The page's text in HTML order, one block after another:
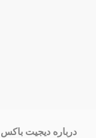
درباره دیجیت باکس